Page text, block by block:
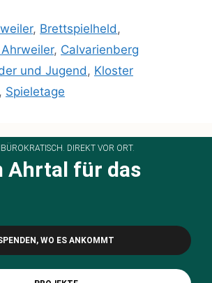
, Brettspielheld,
, Calvarienberg
und Jugend, Kloster
, Spieletage
DIREKT VOR ORT.
Ahrtal für das
WO ES ANKOMMT